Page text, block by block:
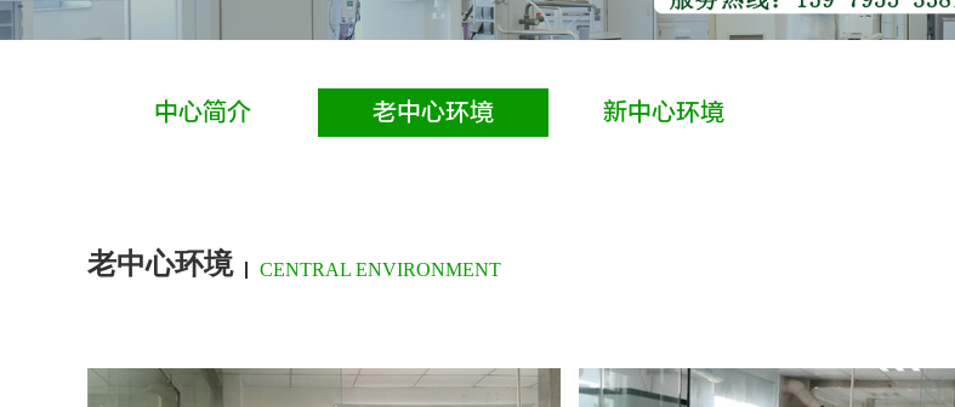
中心简介 老中心环境 新中心环境
老中心环境 CENTRAL ENVIRONMENT